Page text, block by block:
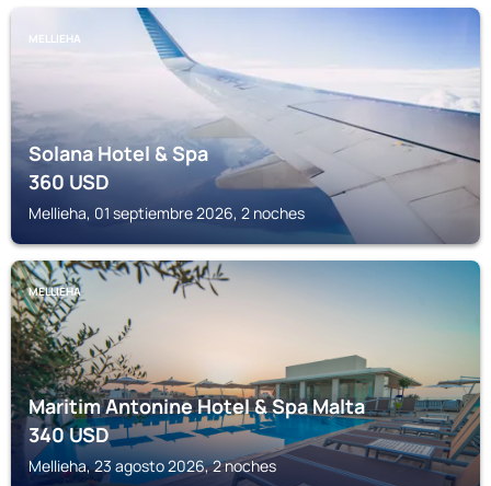
MELLIEHA
Solana Hotel & Spa
360USD
Mellieha, 01 septiembre 2026, 2 noches
MELLIEHA
Maritim Antonine Hotel & Spa Malta
340USD
Mellieha, 23 agosto 2026, 2 noches